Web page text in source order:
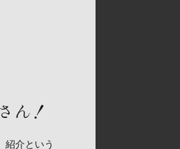
ん！
紹介という